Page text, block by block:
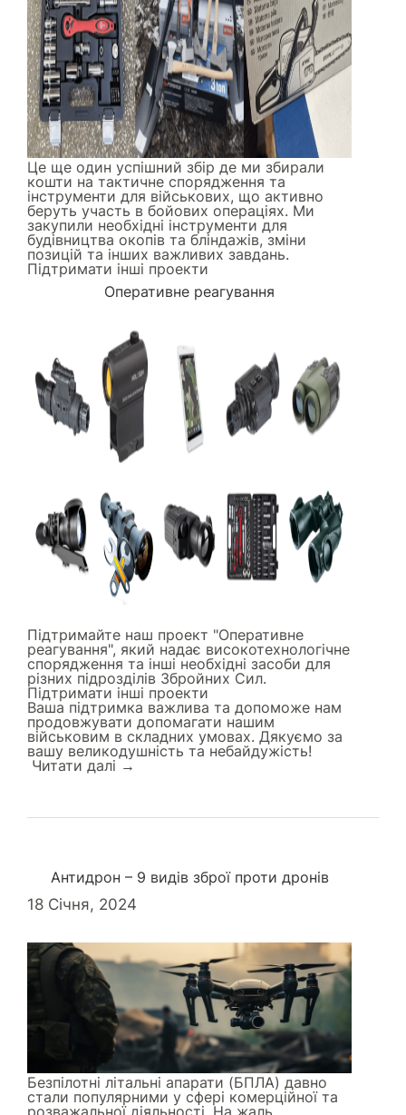
Це ще один успішний збір де ми збирали
кошти на тактичне спорядження та
інструменти для військових, що активно
беруть участь в бойових операціях. Ми
закупили необхідні інструменти для
будівництва окопів та бліндажів, зміни
позицій та інших важливих завдань.
Підтримати інші проекти
Оперативне реагування
Підтримайте наш проект "Оперативне
реагування", який надає високотехнологічне
спорядження та інші необхідні засоби для
різних підрозділів Збройних Сил.
Підтримати інші проекти
Ваша підтримка важлива та допоможе нам
продовжувати допомагати нашим
військовим в складних умовах. Дякуємо за
вашу великодушність та небайдужість!
Читати далi →
Антидрон – 9 видів зброї проти дронів
18 Січня, 2024
Безпілотні літальні апарати (БПЛА) давно
стали популярними у сфері комерційної та
розважальної діяльності. На жаль,